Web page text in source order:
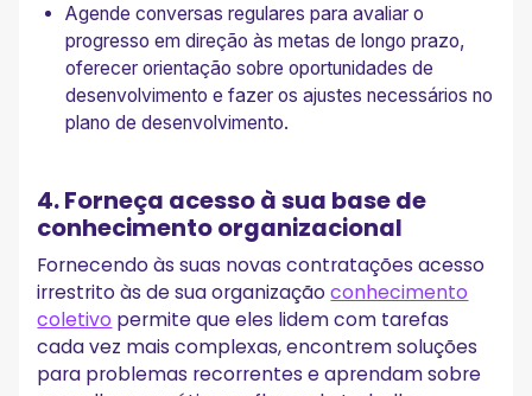
Agende conversas regulares para avaliar o
progresso em direção às metas de longo prazo,
oferecer orientação sobre oportunidades de
desenvolvimento e fazer os ajustes necessários no
plano de desenvolvimento.
4. Forneça acesso à sua base de
conhecimento organizacional
Fornecendo às suas novas contratações acesso
irrestrito às de sua organizaçãoconhecimento
coletivo permite que eles lidem com tarefas
cada vez mais complexas, encontrem soluções
para problemas recorrentes e aprendam sobre